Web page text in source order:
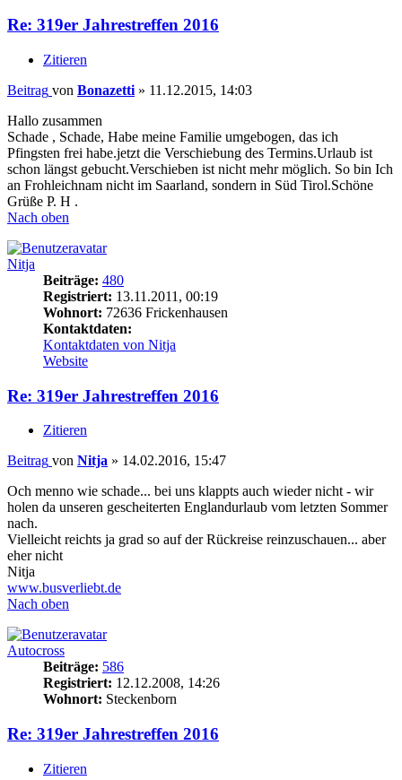
Re: 319er Jahrestreffen 2016
Zitieren
Beitrag von Bonazetti » 11.12.2015, 14:03
Hallo zusammen
Schade , Schade, Habe meine Familie umgebogen, das ich
Pfingsten frei habe.jetzt die Verschiebung des Termins.Urlaub ist
schon längst gebucht.Verschieben ist nicht mehr möglich. So bin Ich
an Frohleichnam nicht im Saarland, sondern in Süd Tirol.Schöne
Grüße P. H .
Nach oben
Nitja
Beiträge: 480
Registriert: 13.11.2011, 00:19
Wohnort: 72636 Frickenhausen
Kontaktdaten:
Kontaktdaten von Nitja
Website
Re: 319er Jahrestreffen 2016
Zitieren
Beitrag von Nitja » 14.02.2016, 15:47
Och menno wie schade... bei uns klappts auch wieder nicht - wir
holen da unseren gescheiterten Englandurlaub vom letzten Sommer
nach.
Vielleicht reichts ja grad so auf der Rückreise reinzuschauen... aber
eher nicht
Nitja
www.busverliebt.de
Nach oben
Autocross
Beiträge: 586
Registriert: 12.12.2008, 14:26
Wohnort: Steckenborn
Re: 319er Jahrestreffen 2016
Zitieren